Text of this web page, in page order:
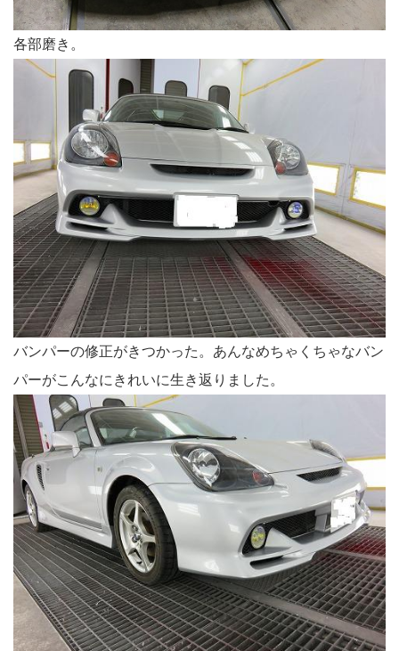
各部磨き。
バンパーの修正がきつかった。あんなめちゃくちゃなバン
パーがこんなにきれいに生き返りました。